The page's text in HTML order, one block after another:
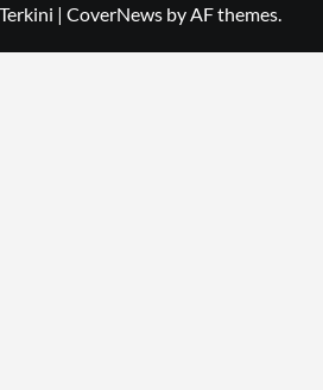
| CoverNewsby AF themes.